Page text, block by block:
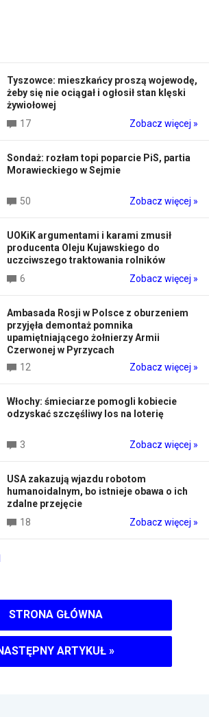
Tyszowce: mieszkańcy proszą wojewodę,
żeby się nie ociągał i ogłosił stan klęski
żywiołowej
17
Zobacz więcej »
Sondaż: rozłam topi poparcie PiS, partia
Morawieckiego w Sejmie
50 Zobacz więcej »
UOKiK argumentami i karami zmusił
producenta Oleju Kujawskiego do
uczciwszego traktowania rolników
6
Zobacz więcej »
Ambasada Rosji w Polsce z oburzeniem
przyjęła demontaż pomnika
upamiętniającego żołnierzy Armii
Czerwonej w Pyrzycach
12
Zobacz więcej »
Włochy: śmieciarze pomogli kobiecie
odzyskać szczęśliwy los na loterię
3 Zobacz więcej »
USA zakazują wjazdu robotom
humanoidalnym, bo istnieje obawa o ich
zdalne przejęcie
18
Zobacz więcej »
STRONA GŁÓWNA
ARTYKUŁ »